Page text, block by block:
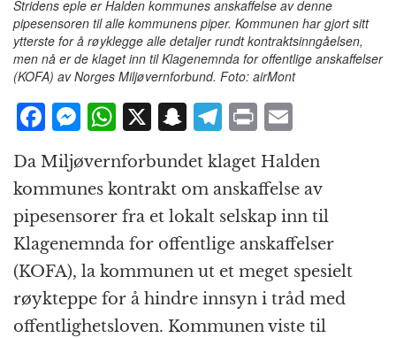
Stridens eple er Halden kommunes anskaffelse av denne
pipesensoren til alle kommunens piper. Kommunen har gjort sitt
ytterste for å røyklegge alle detaljer rundt kontraktsinngåelsen,
men nå er de klaget inn til Klagenemnda for offentlige anskaffelser
(KOFA) av Norges Miljøvernforbund. Foto: airMont
F
a
c
e
b
o
o
k
M
ss
e
n
g
e
r
W
h
at
s
A
p
p
X S
a
p
c
h
at
T
e
g
r
a
m
P
ri
n
t
m
ai
l
Da Miljøvernforbundet klaget Halden
kommunes kontrakt om anskaffelse av
pipesensorer fra et lokalt selskap inn til
Klagenemnda for offentlige anskaffelser
(KOFA), la kommunen ut et meget spesielt
røykteppe for å hindre innsyn i tråd med
offentlighetsloven. Kommunen viste til